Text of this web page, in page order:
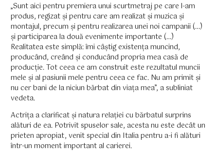
„Sunt aici pentru premiera unui scurtmetraj pe care l-am
produs, regizat și pentru care am realizat și muzica și
montajul, precum și pentru realizarea unei noi campanii (…)
și participarea la două evenimente importante (…)
Realitatea este simplă: îmi câștig existența muncind,
producând, creând și conducând propria mea casă de
producție. Tot ceea ce am construit este rezultatul muncii
mele și al pasiunii mele pentru ceea ce fac. Nu am primit și
nu cer bani de la niciun bărbat din viața mea”, a subliniat
vedeta.
Actrița a clarificat și natura relației cu bărbatul surprins
alături de ea. Potrivit spuselor sale, acesta nu este decât un
prieten apropiat, venit special din Italia pentru a-i fi alături
într-un moment important al carierei.